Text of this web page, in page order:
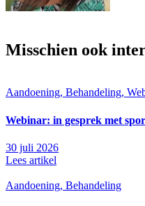
Misschien ook
Aandoening, Behandeling,
Webinar: in gesprek met
30 juli 2026
Lees artikel
Aandoening, Behandeling